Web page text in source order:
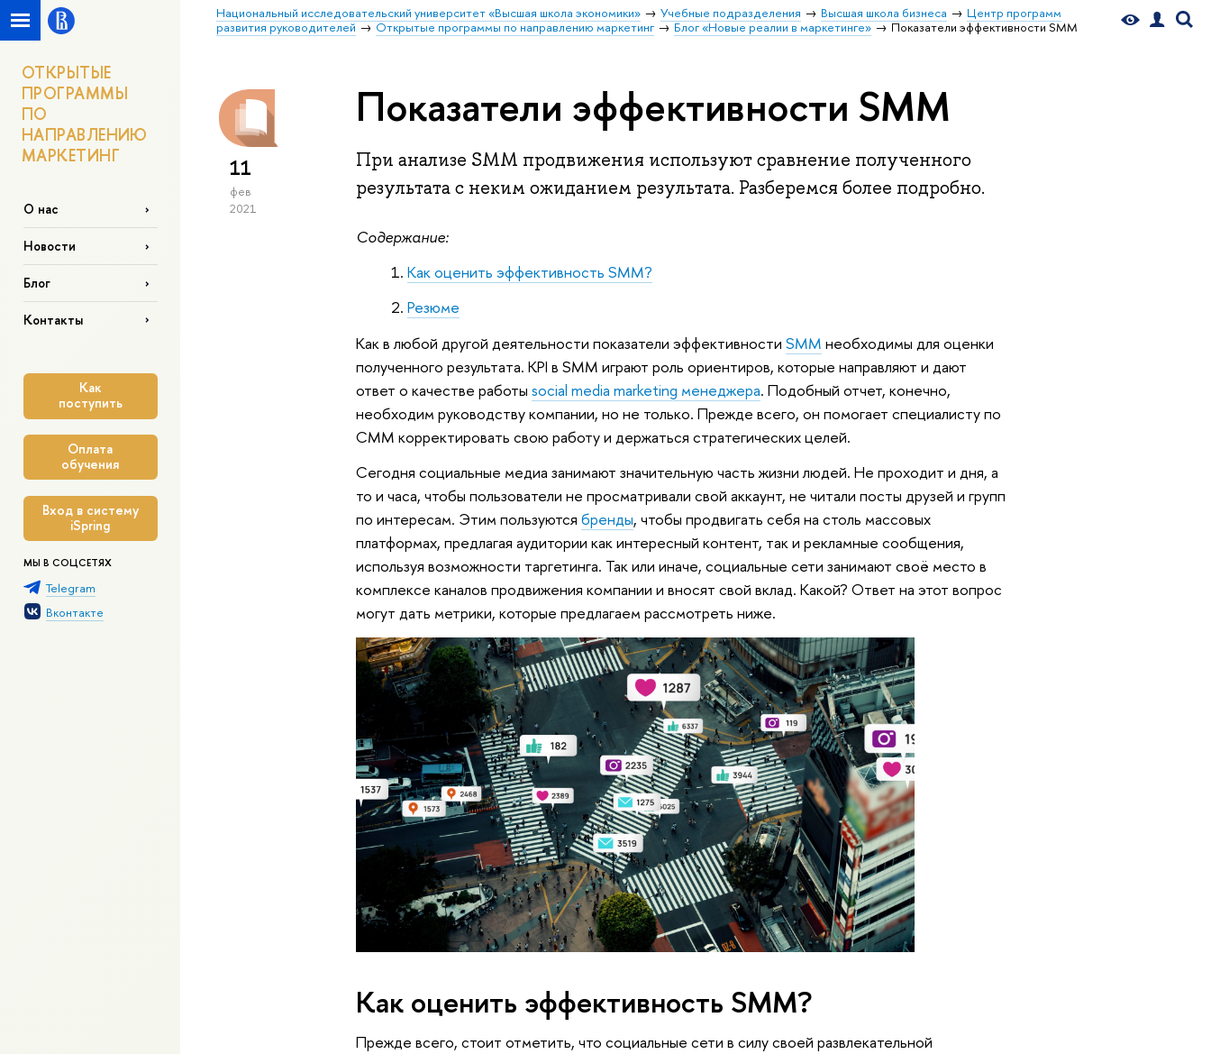
Национальный исследовательский университет «Высшая школа экономики» Учебные подразделения Высшая школа бизнеса
Центр программ
развития руководителей
Открытые программы по направлению маркетинг Блог «Новые реалии в маркетинге» Показатели эффективности SMM
ОТКРЫТЫЕ
ПРОГРАММЫ
ПО
НАПРАВЛЕНИЮ
МАРКЕТИНГ
О нас
Новости
Блог
Контакты
Как
поступить
Оплата
обучения
Вход в систему
iSpring
МЫ В СОЦСЕТЯХ
Telegram
Вконтакте
11
фев
2021
Показатели эффективности SMM
При анализе SMM продвижения используют сравнение полученного
результата с неким ожиданием результата. Разберемся более подробно.
Содержание:
Как оценить эффективность SMM?
Резюме
Как в любой другой деятельности показатели эффективностиSMM необходимы для оценки
полученного результата. KPI в SMM играют роль ориентиров, которые направляют и дают
ответ о качестве работыsocial media marketing менеджера. Подобный отчет, конечно,
необходим руководству компании, но не только. Прежде всего, он помогает специалисту по
СММ корректировать свою работу и держаться стратегических целей.
Сегодня социальные медиа занимают значительную часть жизни людей. Не проходит и дня, а
то и часа, чтобы пользователи не просматривали свой аккаунт, не читали посты друзей и групп
по интересам. Этим пользуютсябренды, чтобы продвигать себя на столь массовых
платформах, предлагая аудитории как интересный контент, так и рекламные сообщения,
используя возможности таргетинга. Так или иначе, социальные сети занимают своё место в
комплексе каналов продвижения компании и вносят свой вклад. Какой? Ответ на этот вопрос
могут дать метрики, которые предлагаем рассмотреть ниже.
Как оценить эффективность SMM?
Прежде всего, стоит отметить, что социальные сети в силу своей развлекательной